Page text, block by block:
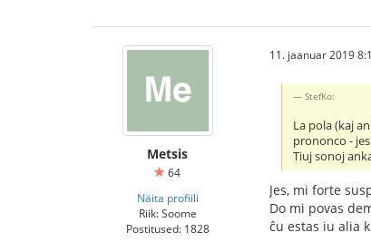
Metsis
64
Näita profiili
Riik: Soome
Postitused: 1828
11. jaanuar 2019
StefKo:
La pola (kaj
prononco -
Tiuj sonoj
Jes, mi forte
Do mi povas
ĉu estas iu alia